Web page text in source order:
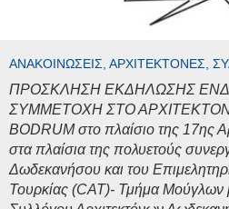
ΑΝΑΚΟΙΝΏΣΕΙΣ, ΑΡΧΙΤΈΚΤΟΝΕΣ,
ΠΡΟΣΚΛΗΣΗ ΕΚΔΗΛΩΣΗΣ
ΣΥΜΜΕΤΟΧΗ ΣΤΟ
BODRUM στο πλαίσιο της 17ης
στα πλαίσια της πολυετούς
Δωδεκανήσου και του
Τουρκίας (CAT)- Τμήμα Μούγλων